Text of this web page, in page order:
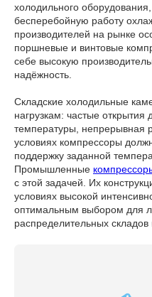
холодильного
бесперебойную работу
производителей на рынке
поршневые и винтовые
себе высокую
надёжность.
Складские холодильные
нагрузкам: частые
температуры, непрерывная
условиях компрессоры
поддержку заданной
Промышленные
с этой задачей. Их
условиях высокой
оптимальным выбором для
распределительных